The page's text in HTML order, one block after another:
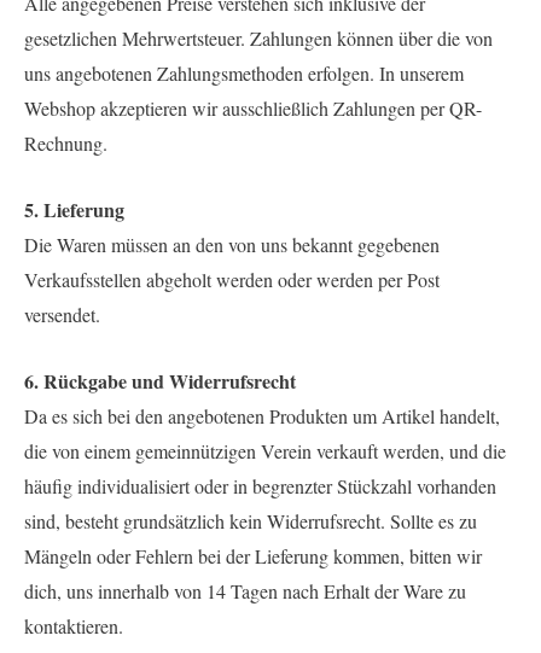
gesetzlichen Mehrwertsteuer. Zahlungen können über die von
uns angebotenen Zahlungsmethoden erfolgen. In unserem
Webshop akzeptieren wir ausschließlich Zahlungen per QR-
Rechnung.
5. Lieferung
Die Waren müssen an den von uns bekannt gegebenen
Verkaufsstellen abgeholt werden oder werden per Post
versendet.
6. Rückgabe und Widerrufsrecht
Da es sich bei den angebotenen Produkten um Artikel handelt,
die von einem gemeinnützigen Verein verkauft werden, und die
häufig individualisiert oder in begrenzter Stückzahl vorhanden
sind, besteht grundsätzlich kein Widerrufsrecht. Sollte es zu
Mängeln oder Fehlern bei der Lieferung kommen, bitten wir
dich, uns innerhalb von 14 Tagen nach Erhalt der Ware zu
kontaktieren.